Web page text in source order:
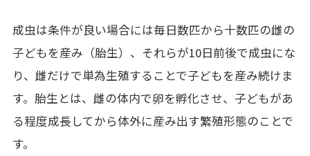
成虫は条件が良い場合には毎日数匹から十数匹の雌の
子どもを産み（胎生）、それらが10日前後で成虫にな
り、雌だけで単為生殖することで子どもを産み続けま
す。胎生とは、雌の体内で卵を孵化させ、子どもがあ
る程度成長してから体外に産み出す繁殖形態のことで
す。